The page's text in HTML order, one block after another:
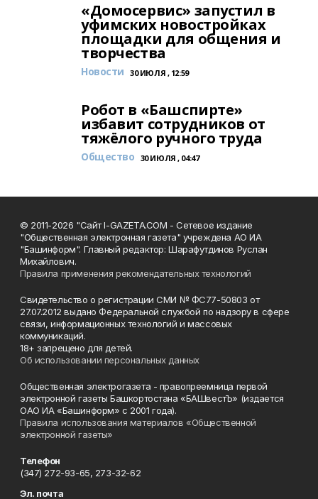
«Домосервис» запустил в
уфимских новостройках
площадки для общения и
творчества
Новости 30 ИЮЛЯ , 12:59
Робот в «Башспирте»
избавит сотрудников от
тяжёлого ручного труда
Общество 30 ИЮЛЯ , 04:47
© 2011-2026 "Сайт I-GAZETA.COM - Сетевое издание
"Общественная электронная газета" учреждена АО ИА
"Башинформ". Главный редактор: Шарафутдинов Руслан
Михайлович.
Правила применения рекомендательных технологий
Свидетельство о регистрации СМИ № ФС77-50803 от
27.07.2012 выдано Федеральной службой по надзору в сфере
связи, информационных технологий и массовых
коммуникаций.
18+ запрещено для детей.
Об использовании персональных данных
Общественная электрогазета - правопреемница первой
электронной газеты Башкортостана «БАШвестЪ» (издается
ОАО ИА «Башинформ» с 2001 года).
Правила использования материалов «Общественной
электронной газеты»
Телефон
(347) 272-93-65, 273-32-62
Эл. почта